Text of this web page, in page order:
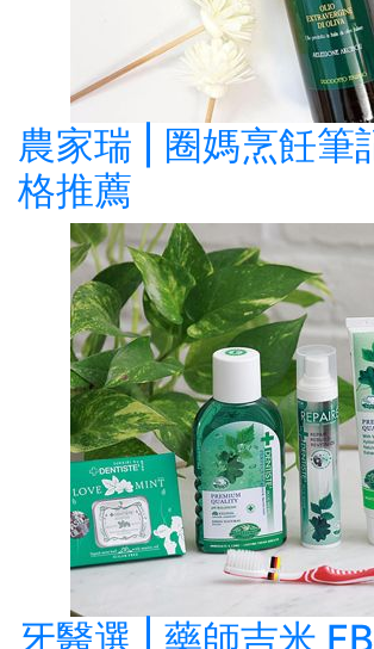
農家瑞 | 圈媽烹飪筆
格推薦
牙醫選 | 藥師吉米